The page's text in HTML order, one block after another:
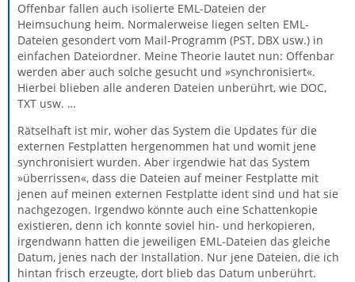
Offenbar fallen auch isolierte EML-Dateien der
Heimsuchung heim. Normalerweise liegen selten EML-
Dateien gesondert vom Mail-Programm (PST, DBX usw.) in
einfachen Dateiordner. Meine Theorie lautet nun: Offenbar
werden aber auch solche gesucht und »synchronisiert«.
Hierbei blieben alle anderen Dateien unberührt, wie DOC,
TXT usw. …
Rätselhaft ist mir, woher das System die Updates für die
externen Festplatten hergenommen hat und womit jene
synchronisiert wurden. Aber irgendwie hat das System
»überrissen«, dass die Dateien auf meiner Festplatte mit
jenen auf meinen externen Festplatte ident sind und hat sie
nachgezogen. Irgendwo könnte auch eine Schattenkopie
existieren, denn ich konnte soviel hin- und herkopieren,
irgendwann hatten die jeweiligen EML-Dateien das gleiche
Datum, jenes nach der Installation. Nur jene Dateien, die ich
hintan frisch erzeugte, dort blieb das Datum unberührt.